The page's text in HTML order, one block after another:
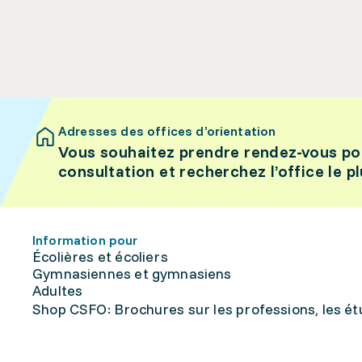
Adresses des offices d’orientation
Vous souhaitez prendre rendez-vous
consultation et recherchez l’office le
Information pour
Écolières et écoliers
Gymnasiennes et gymnasiens
Adultes
Shop CSFO: Brochures sur les professions, les